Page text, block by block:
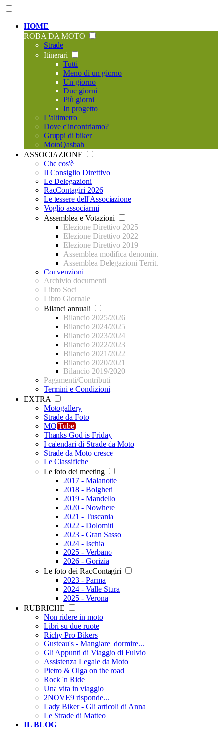
HOME
ROBA DA MOTO
Strade
Itinerari
Tutti
Meno di un giorno
Un giorno
Due giorni
Più giorni
In progetto
L'altimetro
Dove c'incontriamo?
Gruppi di biker
MotoQasbah
ASSOCIAZIONE
Che cos'è
Il Consiglio Direttivo
Le Delegazioni
RacContagiri 2026
Le tessere dell'Associazione
Voglio associarmi
Assemblea e Votazioni
Elezione Direttivo 2025
Elezione Direttivo 2022
Elezione Direttivo 2019
Assemblea modifica denomin.
Assemblea Delegazioni Territ.
Convenzioni
Archivio documenti
Libro Soci
Libro Giornale
Bilanci annuali
Bilancio 2025/2026
Bilancio 2024/2025
Bilancio 2023/2024
Bilancio 2022/2023
Bilancio 2021/2022
Bilancio 2020/2021
Bilancio 2019/2020
Pagamenti/Contributi
Termini e Condizioni
EXTRA
Motogallery
Strade da Foto
MO Tube
Thanks God is Friday
I calendari di Strade da Moto
Strade da Moto cresce
Le Classifiche
Le foto dei meeting
2017 - Malanotte
2018 - Bolgheri
2019 - Mandello
2020 - Nowhere
2021 - Tuscania
2022 - Dolomiti
2023 - Gran Sasso
2024 - Ischia
2025 - Verbano
2026 - Gorizia
Le foto dei RacContagiri
2023 - Parma
2024 - Valle Stura
2025 - Verona
RUBRICHE
Non ridere in moto
Libri su due ruote
Richy Pro Bikers
Gusteau's - Mangiare, dormire...
Gli Appunti di Viaggio di Fulvio
Assistenza Legale da Moto
Pietro & Olga on the road
Rock 'n Ride
Una vita in viaggio
2NOVE9 risponde...
Lady Biker - Gli articoli di Anna
Le Strade di Matteo
IL BLOG